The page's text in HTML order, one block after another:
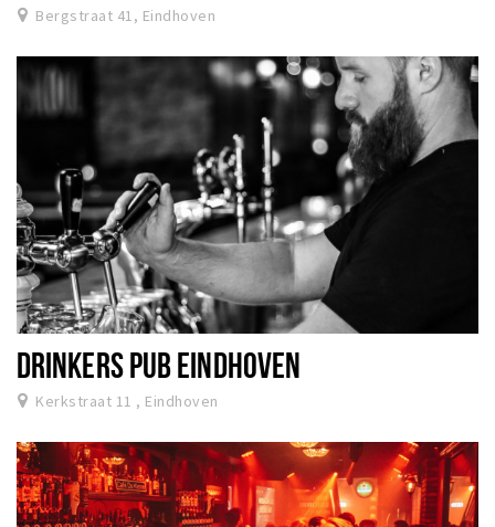
Bergstraat 41, Eindhoven
DRINKERS PUB EINDHOVEN
Kerkstraat 11 , Eindhoven